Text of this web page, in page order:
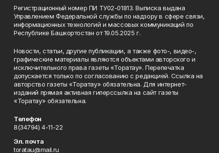
Регистрационный номер ПИ ТУ02-01813. Выписка выдана
Управлением Федеральной службы по надзору в сфере связи,
информационных технологий и массовых коммуникаций по
Республике Башкортостан от 19.05.2025 г.
Новости, статьи, другие публикации, а также фото-, видео-,
графические материалы являются объектами авторского и
исключительного права газеты «Торатау». Перепечатка
допускается только по согласованию с редакцией. Ссылка на
авторство газеты «Торатау» обязательна. Для интернет-
изданий прямая активная гиперссылка на сайт газеты
«Торатау» обязательна.
Телефон
8(34794) 4-11-22
Эл. почта
toratau@mail.ru